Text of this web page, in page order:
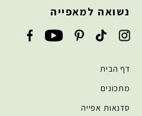
נשואה למאפייה
דף הבית
מתכונים
סדנאות אפייה